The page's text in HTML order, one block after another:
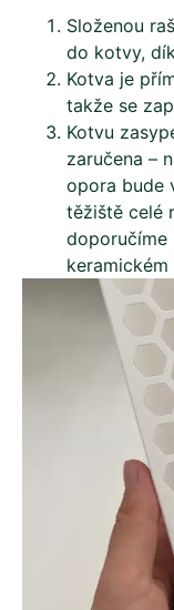
Složenou
do kotvy,
Kotva je
takže se
Kotvu
zaručena –
opora bude
těžiště celé
doporučíme
keramickém